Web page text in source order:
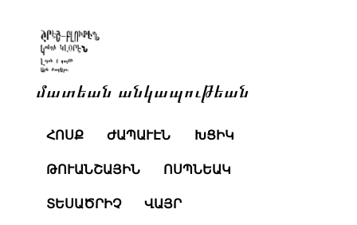
մատեան անկապութեան
ՀՈՍՔ ԺԱՊԱՒԷՆ ԽՑԻԿ
ԹՈՒԱՆՇԱՅԻՆ ՈՍՊՆԵԱԿ
ՏԵՍԱԾՐԻՉ ՎԱՅՐ